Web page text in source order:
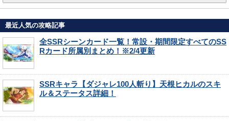
最近人気の攻略記事
全SSRシーンカード一覧！常設・期間限定すべてのSS
Rカード所属別まとめ！※2/4更新
SSRキャラ【ダジャレ100人斬り】天根ヒカルのスキ
ル＆ステータス詳細！